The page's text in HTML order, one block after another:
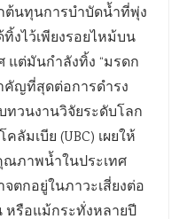
ต้นทุนการบำบัดน้ำที่พุ่ง
งไว้เพียงรอยไหม้บน
ต่มันกำลังทิ้ง “มรดก
คัญที่สุดต่อการดำรง
ทวนงานวิจัยระดับโลก
มเบีย (UBC) เผยให้
ณภาพน้ำในประเทศ
ตกอยู่ในภาวะเสี่ยงต่อ
หรือแม้กระทั่งหลายปี